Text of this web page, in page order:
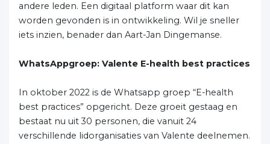
andere leden. Een digitaal platform waar dit kan
worden gevonden is in ontwikkeling. Wil je sneller
iets inzien, benader dan Aart-Jan Dingemanse.
WhatsAppgroep: Valente E-health best practices
In oktober 2022 is de Whatsapp groep “E-health
best practices” opgericht. Deze groeit gestaag en
bestaat nu uit 30 personen, die vanuit 24
verschillende lidorganisaties van Valente deelnemen.